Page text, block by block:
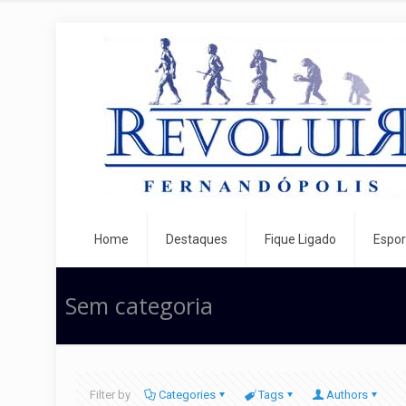
Home Destaques Fique Ligado
Sem categoria
Filter by Categories Tags Authors